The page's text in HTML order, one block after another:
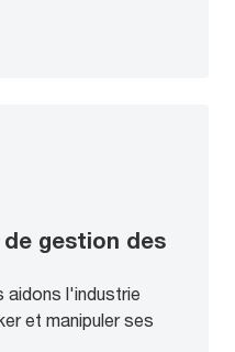
gestion des
aidons l'industrie
et manipuler ses